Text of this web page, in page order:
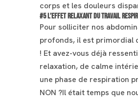
corps et les douleurs
#5L’effet relaxant du travail
Pour solliciter nos
profonds, il est primordial
! Et avez-vous déjà
relaxation, de calme
une phase de respiration
NON ?Il était temps que